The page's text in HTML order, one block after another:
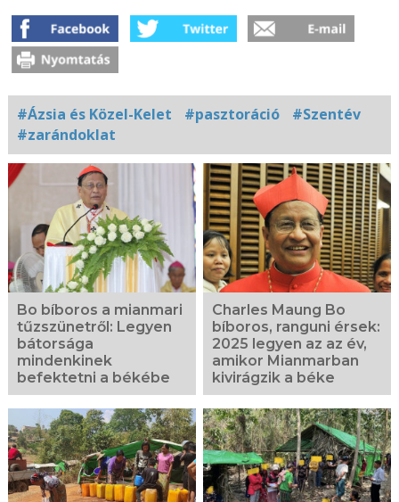
#Ázsia és Közel-Kelet #pasztoráció
#Szentév
#zarándoklat
Kapcsolódó
fotógaléria
Bo bíboros a mianmari
tűzszünetről: Legyen
bátorsága
mindenkinek
befektetni a békébe
Charles Maung Bo
bíboros, ranguni érsek:
2025 legyen az az év,
amikor Mianmarban
kivirágzik a béke